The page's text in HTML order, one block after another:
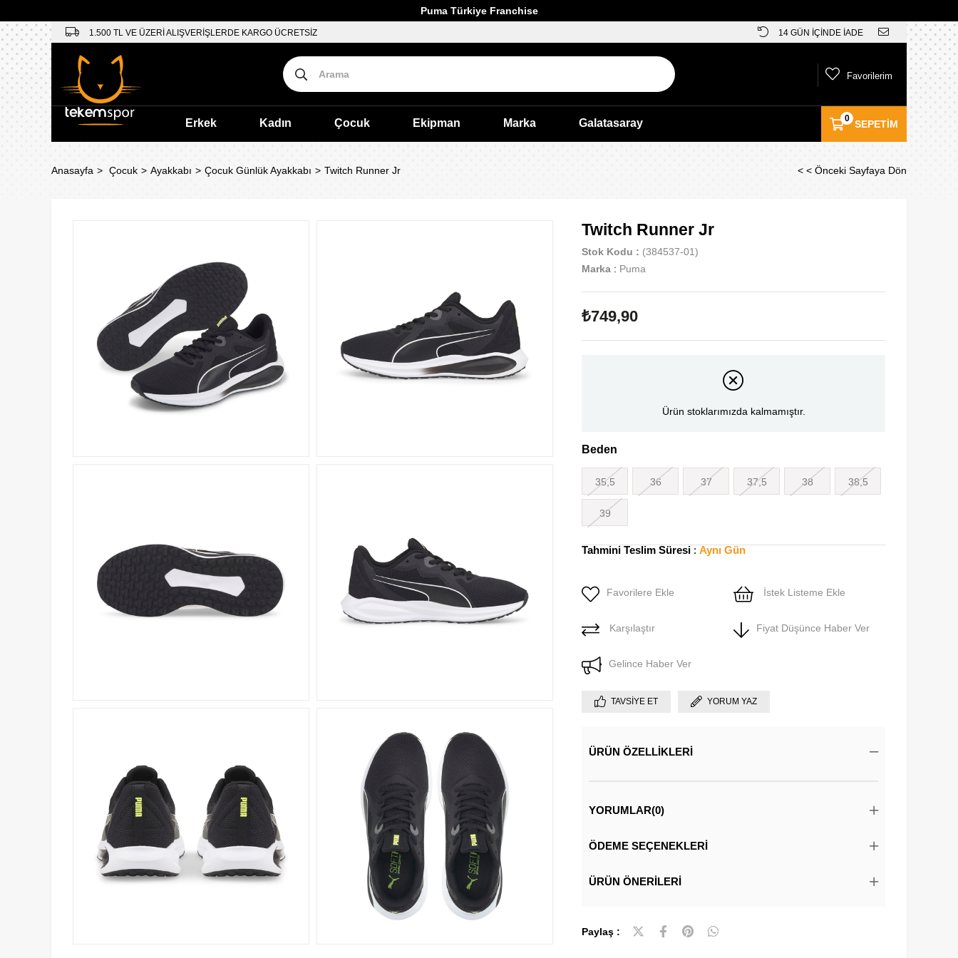
Puma Türkiye Franchise
1.500 TL VE ÜZERİ ALIŞVERİŞLERDE KARGO ÜCRETSİZ 14 GÜN İÇİNDE İADE
SEPETIM
0
Favorilerim
Erkek Kadın Çocuk Ekipman Marka Galatasaray
Anasayfa Çocuk Ayakkabı Çocuk Günlük Ayakkabı Twitch Runner Jr < < Önceki Sayfaya Dön
Twitch Runner Jr
Stok Kodu
(384537-01)
Marka : Puma
₺749,90
Ürün stoklarımızda kalmamıştır.
Beden
35,5 36 37 37,5 38 38,5
39
Tahmini Teslim Süresi : Aynı Gün
Favorilere Ekle İstek Listeme Ekle
Karşılaştır Fiyat Düşünce Haber Ver
Gelince Haber Ver
TAVSIYE ET YORUM YAZ
ÜRÜN ÖZELLIKLERI
YORUMLAR(0)
ÖDEME SEÇENEKLERI
ÜRÜN ÖNERILERI
Paylaş :